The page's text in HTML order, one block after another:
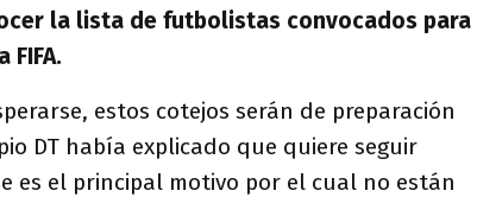
la lista de futbolistas convocados para
estos cotejos serán de preparación
DT había explicado que quiere seguir
es el principal motivo por el cual no están